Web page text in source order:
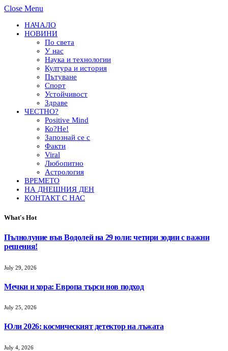
Close Menu
НАЧАЛО
НОВИНИ
По света
У нас
Наука и технологии
Култура и история
Пътуване
Спорт
Устойчивост
Здраве
ЧЕСТНО?
Positive Mind
Ко?Не!
Запознай се с
Факти
Viral
Любопитно
Астрология
ВРЕМЕТО
НА ДНЕШНИЯ ДЕН
КОНТАКТ С НАС
What's Hot
Пълнолуние във Водолей на 29 юли: четири зодии с важни
решения!
July 29, 2026
Мечки и хора: Европа търси нов подход
July 25, 2026
Юли 2026: космическият детектор на лъжата
July 4, 2026